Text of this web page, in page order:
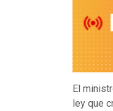
El
ley que